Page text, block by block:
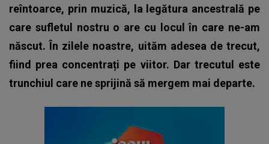
reîntoarce, prin muzică, la legătura ancestrală pe
care sufletul nostru o are cu locul în care ne-am
născut. În zilele noastre, uităm adesea de trecut,
fiind prea concentrați pe viitor. Dar trecutul este
trunchiul care ne sprijină să mergem mai departe.